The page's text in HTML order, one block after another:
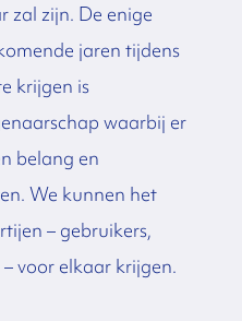
zal zijn. De enige
jaren tijdens
krijgen is
waarbij er
belang en
We kunnen het
– gebruikers,
voor elkaar krijgen.